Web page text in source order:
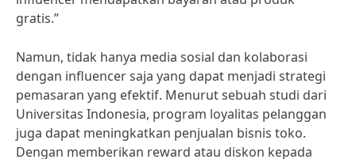
gratis.”
Namun, tidak hanya media sosial dan kolaborasi
dengan influencer saja yang dapat menjadi strategi
pemasaran yang efektif. Menurut sebuah studi dari
Universitas Indonesia, program loyalitas pelanggan
juga dapat meningkatkan penjualan bisnis toko.
Dengan memberikan reward atau diskon kepada